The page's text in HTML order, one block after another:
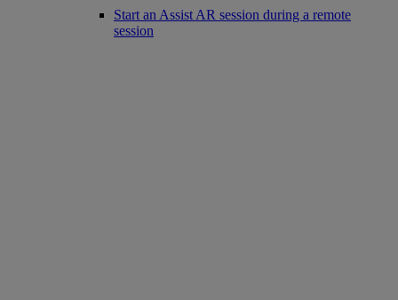
Start an Assist AR session during a remote
session